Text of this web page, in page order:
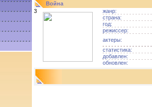
Война
3
жанр:
страна:
год:
режиссер:
актеры:
статистика:
добавлен:
обновлен: